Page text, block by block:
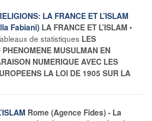
LA FRANCE ET L’ISLAM
Fabiani) LA FRANCE ET L’ISLAM •
de statistiques LES
PHENOMENE MUSULMAN EN
NUMERIQUE AVEC LES
LA LOI DE 1905 SUR LA
Rome (Agence Fides) - La